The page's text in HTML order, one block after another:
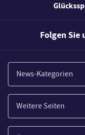
Folgen Sie
News-Kategorien
Casinos
Wirtschaft
Weitere Seiten
Paypal Casinos